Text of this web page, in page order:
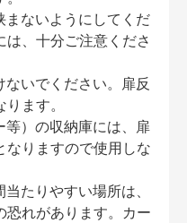
ないようにしてくだ
は、十分ご注意くださ
いでください。扉反
ます。
）の収納庫には、扉
なりますので使用しな
たりやすい場所は、
恐れがあります。カー